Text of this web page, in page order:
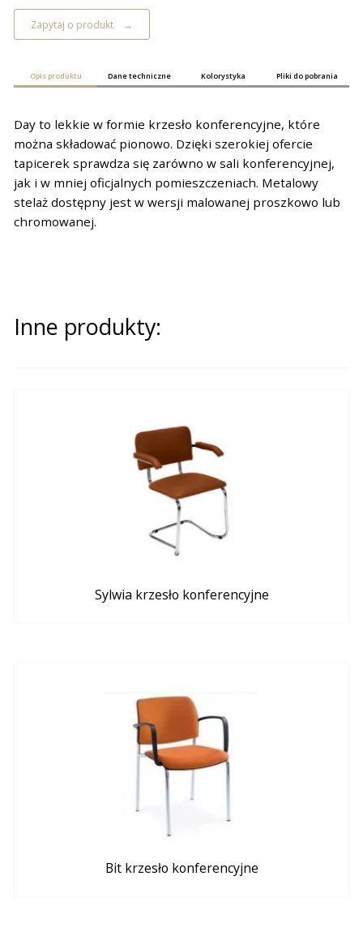
Zapytaj o produkt
Opis produktu Dane techniczne Kolorystyka Pliki do pobrania
Day to lekkie w formie krzesło konferencyjne, które
można składować pionowo. Dzięki szerokiej ofercie
tapicerek sprawdza się zarówno w sali konferencyjnej,
jak i w mniej oficjalnych pomieszczeniach. Metalowy
stelaż dostępny jest w wersji malowanej proszkowo lub
chromowanej.
Inne produkty:
Sylwia krzesło konferencyjne
Bit krzesło konferencyjne